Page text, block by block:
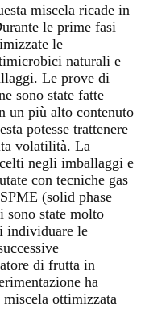
miscela ricade in
le prime fasi
le
naturali e
Le prove di
sono state fatte
un più alto contenuto
potesse trattenere
volatilità. La
negli imballaggi e
con tecniche gas
(solid phase
sono state molto
individuare le
di frutta in
ha
ottimizzata